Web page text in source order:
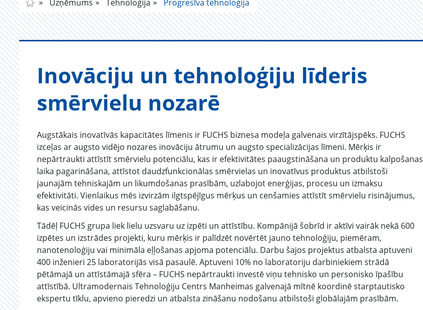
Uzņēmums Tehnoloģija Progresīva tehnoloģija
Ino­vā­ciju un teh­no­lo­ģiju lī­de­ris
smēr­vielu no­zarē
Augstākais inovatīvās kapacitātes līmenis ir FUCHS biznesa modeļa galvenais virzītājspēks. FUCHS
izceļas ar augsto vidējo nozares inovāciju ātrumu un augsto specializācijas līmeni. Mērķis ir
nepārtraukti attīstīt smērvielu potenciālu, kas ir efektivitātes paaugstināšana un produktu kalpošanas
laika pagarināšana, attīstot daudzfunkcionālas smērvielas un inovatīvus produktus atbilstoši
jaunajām tehniskajām un likumdošanas prasībām, uzlabojot enerģijas, procesu un izmaksu
efektivitāti. Vienlaikus mēs izvirzām ilgtspējīgus mērķus un cenšamies attīstīt smērvielu risinājumus,
kas veicinās vides un resursu saglabāšanu.
Tādēļ FUCHS grupa liek lielu uzsvaru uz izpēti un attīstību. Kompānijā šobrīd ir aktīvi vairāk nekā 600
izpētes un izstrādes projekti, kuru mērķis ir palīdzēt novērtēt jauno tehnoloģiju, piemēram,
nanotenoloģiju vai minimāla eļļošanas apjoma potenciālu. Darbu šajos projektus atbalsta aptuveni
400 inženieri 25 laboratorijās visā pasaulē. Aptuveni 10% no laboratoriju darbiniekiem strādā
pētāmajā un attīstāmajā sfēra – FUCHS nepārtraukti investē viņu tehnisko un personisko īpašību
attīstībā. Ultramodernais Tehnoloģiju Centrs Manheimas galvenajā mītnē koordinē starptautisko
ekspertu tīklu, apvieno pieredzi un atbalsta zināšanu nodošanu atbilstoši globālajām prasībām.